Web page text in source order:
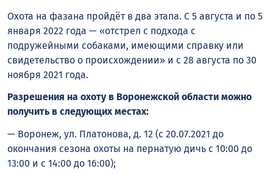
Охота на фазана пройдёт в два этапа. С 5 августа и по 5
января 2022 года — «отстрел с подхода с
подружейными собаками, имеющими справку или
свидетельство о происхождении» и с 28 августа по 30
ноября 2021 года.
Разрешения на охоту в Воронежской области можно
получить в следующих местах:
— Воронеж, ул. Платонова, д. 12 (с 20.07.2021 до
окончания сезона охоты на пернатую дичь с 10:00 до
13:00 и с 14:00 до 16:00);